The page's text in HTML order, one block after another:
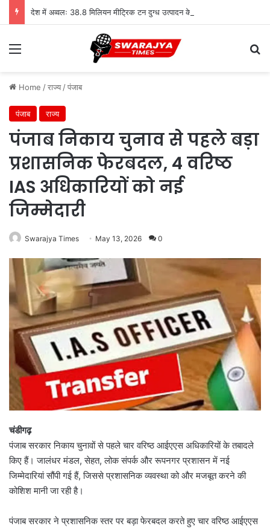
Menu
Home /राज्य /पंजाब
पंजाब राज्य
पंजाब निकाय चुनाव से पहले बड़ा
प्रशासनिक फेरबदल, 4 वरिष्ठ
IAS अधिकारियों को नई
जिम्मेदारी
Swarajya Times May 13, 2026 0
चंडीगढ़
पंजाब सरकार निकाय चुनावों से पहले चार वरिष्ठ आईएएस अधिकारियों के तबादले
किए हैं। जालंधर मंडल, सेहत, लोक संपर्क और रूपनगर प्रशासन में नई
जिम्मेदारियां सौंपी गई हैं, जिससे प्रशासनिक व्यवस्था को और मजबूत करने की
कोशिश मानी जा रही है।
पंजाब सरकार ने प्रशासनिक स्तर पर बड़ा फेरबदल करते हुए चार वरिष्ठ आईएएस